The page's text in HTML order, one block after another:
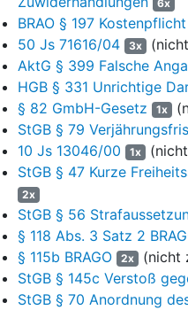
4
Während die Berufung
hat, bleibt der
versagt.
5
Zu den persönlichen
Hauptverhandlung
6
Der Rechtsanwalt hat
am 18.05.19.. und die
09.04.19.. abgelegt.
7
Sein Kanzleisitz
inzwischen in der N. Str.
Mitglied der
6x
BRAO § 197
50 Js 71616/04 3x
AktG § 399 Falsche
HGB § 331 Unrichtige
§ 82 GmbH-Gesetz 1x
StGB § 79
10 Js 13046/00 1x (nicht
StGB § 47 Kurze
2x
StGB § 56
§ 118 Abs. 3 Satz 2
§ 115b BRAGO
2x (nicht
StGB § 145c Verstoß
StGB § 70 Anordnung